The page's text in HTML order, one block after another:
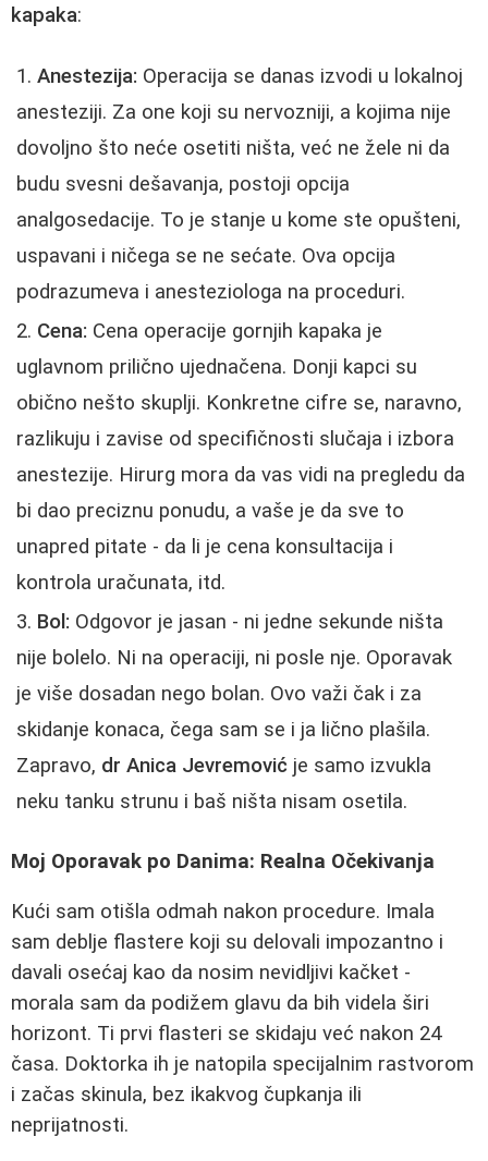
kapaka:
Anestezija: Operacija se danas izvodi u lokalnoj
anesteziji. Za one koji su nervozniji, a kojima nije
dovoljno što neće osetiti ništa, već ne žele ni da
budu svesni dešavanja, postoji opcija
analgosedacije. To je stanje u kome ste opušteni,
uspavani i ničega se ne sećate. Ova opcija
podrazumeva i anesteziologa na proceduri.
Cena: Cena operacije gornjih kapaka je
uglavnom prilično ujednačena. Donji kapci su
obično nešto skuplji. Konkretne cifre se, naravno,
razlikuju i zavise od specifičnosti slučaja i izbora
anestezije. Hirurg mora da vas vidi na pregledu da
bi dao preciznu ponudu, a vaše je da sve to
unapred pitate - da li je cena konsultacija i
kontrola uračunata, itd.
Bol: Odgovor je jasan - ni jedne sekunde ništa
nije bolelo. Ni na operaciji, ni posle nje. Oporavak
je više dosadan nego bolan. Ovo važi čak i za
skidanje konaca, čega sam se i ja lično plašila.
Zapravo, dr Anica Jevremović je samo izvukla
neku tanku strunu i baš ništa nisam osetila.
Moj Oporavak po Danima: Realna Očekivanja
Kući sam otišla odmah nakon procedure. Imala
sam deblje flastere koji su delovali impozantno i
davali osećaj kao da nosim nevidljivi kačket -
morala sam da podižem glavu da bih videla širi
horizont. Ti prvi flasteri se skidaju već nakon 24
časa. Doktorka ih je natopila specijalnim rastvorom
i začas skinula, bez ikakvog čupkanja ili
neprijatnosti.